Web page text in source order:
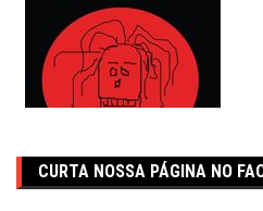
CURTA NOSSA PÁGINA NO